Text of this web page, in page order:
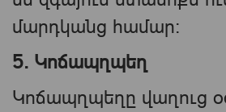
մարդկանց համար։
5. Կոճապղպեղ
Կոճապղպեղը վաղուց